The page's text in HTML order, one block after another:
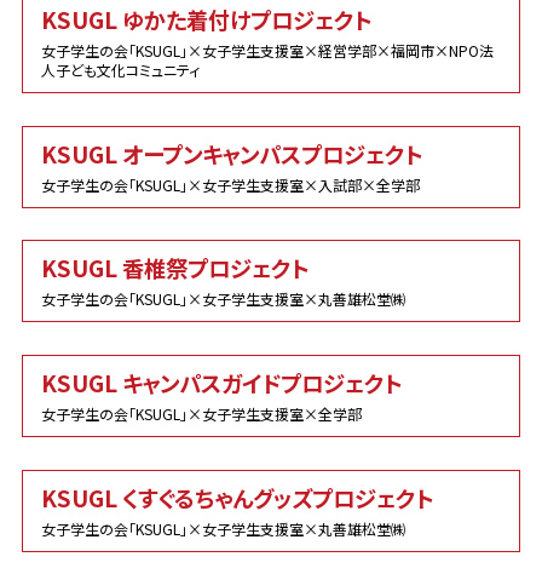
KSUGL ゆかた着付けプロジェクト
女子学生の会「KSUGL」×女子学生支援室×経営学部×福岡市×NPO法
人子ども文化コミュニティ
KSUGL オープンキャンパスプロジェクト
女子学生の会「KSUGL」×女子学生支援室×入試部×全学部
KSUGL 香椎祭プロジェクト
女子学生の会「KSUGL」×女子学生支援室×丸善雄松堂㈱
KSUGL キャンパスガイドプロジェクト
女子学生の会「KSUGL」×女子学生支援室×全学部
KSUGL くすぐるちゃんグッズプロジェクト
女子学生の会「KSUGL」×女子学生支援室×丸善雄松堂㈱